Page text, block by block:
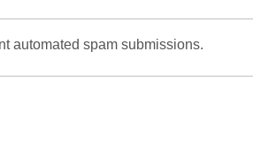
automated spam submissions.